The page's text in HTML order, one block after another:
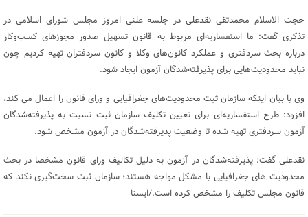
حجت الاسلام محمدتقی نقدعلی در جلسه علنی امروز مجلس شورای اسلامی در
تذکری گفت: ما استفساریه‌ای مربوط به قانون تسهیل صدور مجوزهای کسب‌وکار
درباره بحث سردفتری و عملکرد کانون‌های وکلا و کانون سردفتران تهیه کردیم چون
نباید محدودیت‌هایی برای پذیرفته‌شدگان آزمون ایجاد شود.
وی با بیان اینکه سازمان ثبت محدودیت‌های جغرافیایی و ورای قانون را اعمال می کند،
افزود: طرح استفساریه‌ای برای تعیین تکلیف سازمان ثبت نسبت به پذیرفته‌شدگان
آزمون سردفتری تهیه شده تا وضعیت پذیرفته‌شدگان در آزمون مشخص شود.
نقدعلی گفت: پذیرفته‌شدگان در آزمون به دلیل تکالیف ورای قانون مشخصا در بحث
محدودیت های جغرافیایی با مشکل مواجه هستند؛ سازمان ثبت سخت‌گیری نکند که
قانون مجلس تکلیف را مشخص کرده است./ایسنا